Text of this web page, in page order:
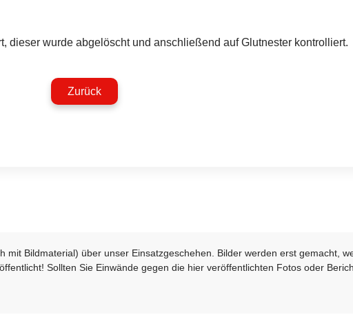
dieser wurde abgelöscht und anschließend auf Glutnester kontrolliert.
Zurück
Bildmaterial) über unser Einsatzgeschehen. Bilder werden erst gemacht,
Sollten Sie Einwände gegen die hier veröffentlichten Fotos oder